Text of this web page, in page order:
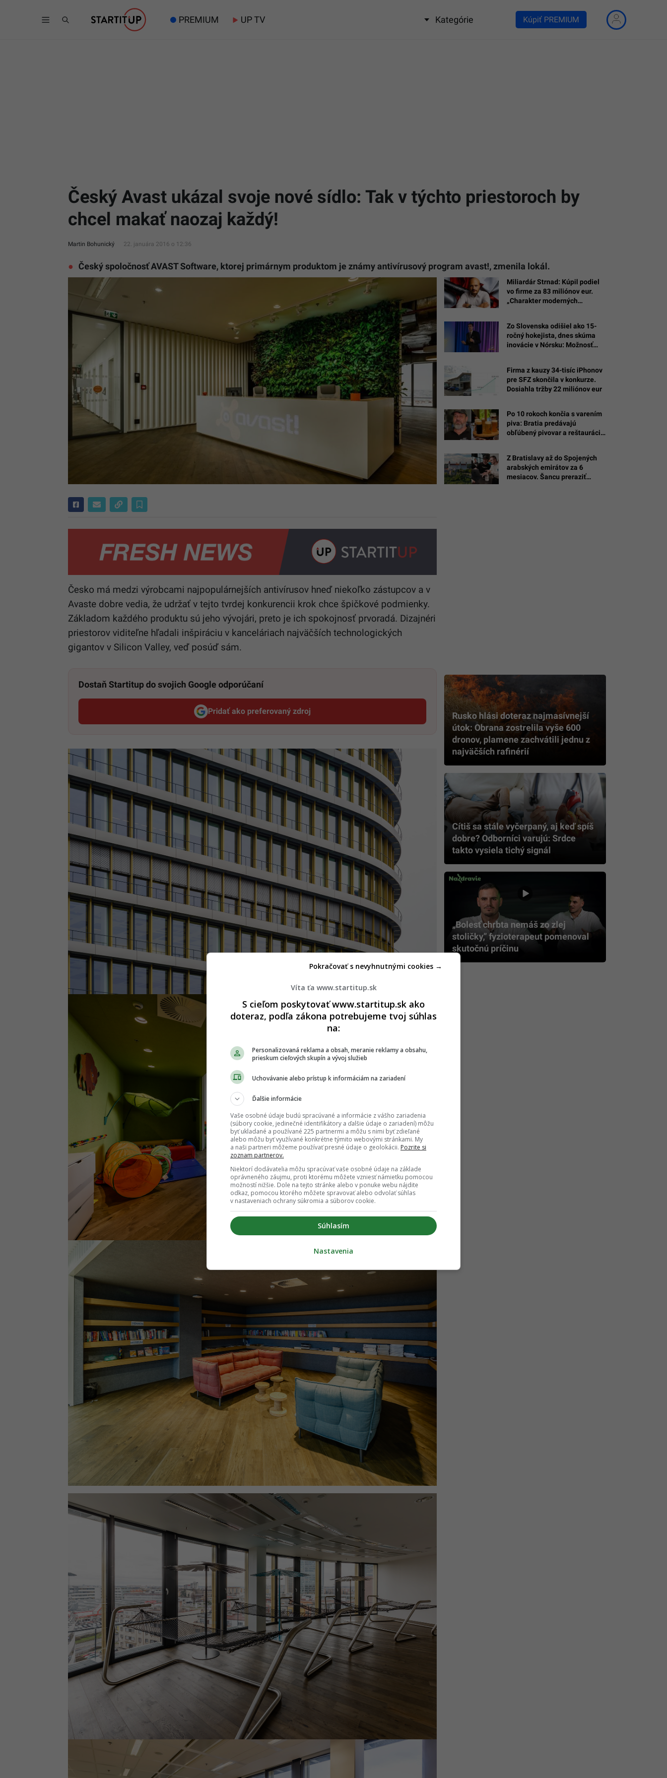
PREMIUM UP TV Kategórie Kúpiť PREMIUM
Český Avast ukázal svoje nové sídlo: Tak v týchto priestoroch by
chcel makať naozaj každý!
Martin Bohunický 22. januára 2016 o 12:36
Český spoločnosť AVAST Software, ktorej primárnym produktom je známy antivírusový program avast!, zmenila lokál.
Česko má medzi výrobcami najpopulárnejších antivírusov hneď niekoľko zástupcov a v
Avaste dobre vedia, že udržať v tejto tvrdej konkurencii krok chce špičkové podmienky.
Základom každého produktu sú jeho vývojári, preto je ich spokojnosť prvoradá. Dizajnéri
priestorov viditeľne hľadali inšpiráciu v kanceláriach najväčších technologických
gigantov v Silicon Valley, veď posúď sám.
Dostaň Startitup do svojich Google odporúčaní
Pridať ako preferovaný zdroj
Startitup, odkaz sa otvorí v novom okne
Miliardár Strnad: Kúpil podiel
vo firme za 83 miliónov eur.
„Charakter moderných
Zo Slovenska odišiel ako 15-
ročný hokejista, dnes skúma
inovácie v Nórsku: Možnosť
Firma z kauzy 34-tisíc iPhonov
pre SFZ skončila v konkurze.
Dosiahla tržby 22 miliónov eur
Po 10 rokoch končia s varením
piva: Bratia predávajú
obľúbený pivovar a reštaurácie
Z Bratislavy až do Spojených
arabských emirátov za 6
mesiacov. Šancu preraziť
Rusko hlási doteraz najmasívnejší
útok: Obrana zostrelila vyše 600
dronov, plamene zachvátili jednu z
najväčších rafinérií
Cítiš sa stále vyčerpaný, aj keď spíš
dobre? Odborníci varujú: Srdce
takto vysiela tichý signál
„Bolesť chrbta nemáš zo zlej
stoličky,” fyzioterapeut pomenoval
skutočnú príčinu
Víta ťa www.startitup.sk
S cieľom poskytovať www.startitup.sk ako
doteraz, podľa zákona potrebujeme tvoj súhlas
na:
Personalizovaná reklama a obsah, meranie reklamy a obsahu,
prieskum cieľových skupín a vývoj služieb
Uchovávanie alebo prístup k informáciám na zariadení
Ďalšie informácie
Vaše osobné údaje budú spracúvané a informácie z vášho zariadenia
(súbory cookie, jedinečné identifikátory a ďalšie údaje o zariadení) môžu
byť ukladané a používané 225 partnermi a môžu s nimi byť zdieľané
alebo môžu byť využívané konkrétne týmito webovými stránkami. My
a naši partneri môžeme používať presné údaje o geolokácii. Pozrite si
zoznam partnerov.
Niektorí dodávatelia môžu spracúvať vaše osobné údaje na základe
oprávneného záujmu, proti ktorému môžete vzniesť námietku pomocou
možností nižšie. Dole na tejto stránke alebo v ponuke webu nájdite
odkaz, pomocou ktorého môžete spravovať alebo odvolať súhlas
v nastaveniach ochrany súkromia a súborov cookie.
Súhlasím
Pokračovať s nevyhnutnými cookies →
Nastavenia